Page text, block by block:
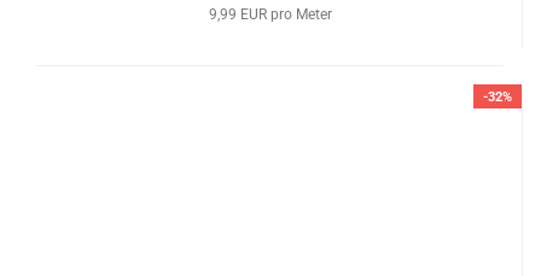
9,99 EUR pro Meter
-32%